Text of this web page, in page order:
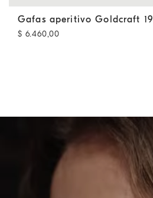
Gafas aperitivo Goldcraft 1978
Gafas aperitivo Goldcraft
$ 6.460,00